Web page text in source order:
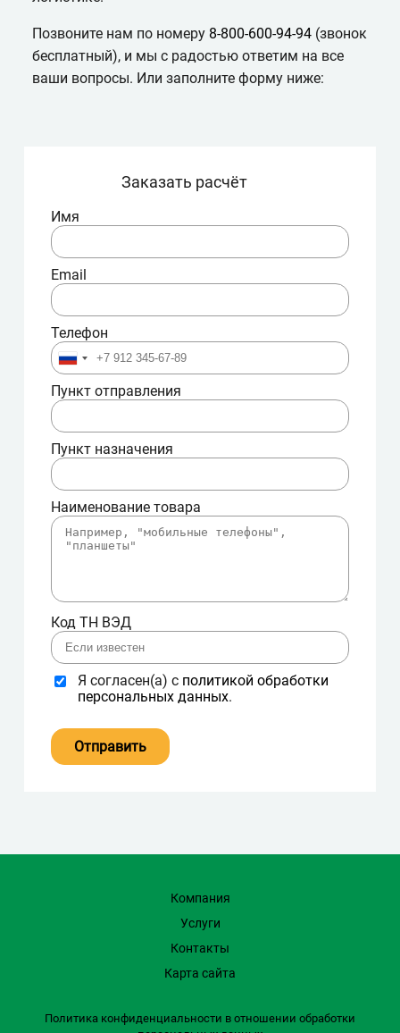
Позвоните нам по номеру 8-800-600-94-94(звонок
бесплатный), и мы с радостью ответим на все
ваши вопросы. Или заполните форму ниже:
Заказать расчёт
Имя
Email
Телефон
Пункт отправления
Пункт назначения
Наименование товара
Код ТН ВЭД
Я согласен(а) с политикой обработки
персональных данных.
Компания
Услуги
Контакты
Карта сайта
Политика конфиденциальности в отношении обработки